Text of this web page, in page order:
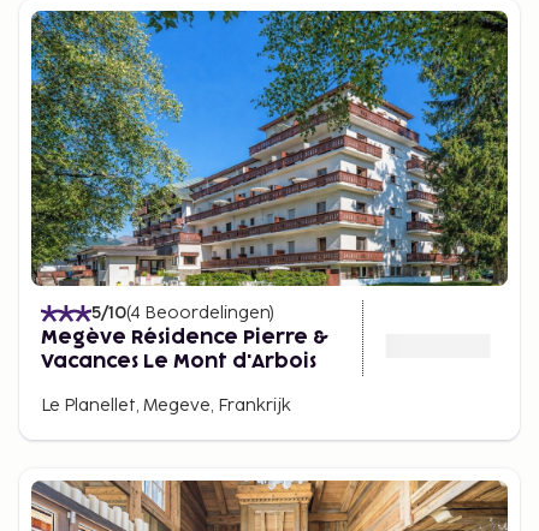
5/10(4 Beoordelingen)
Megève Résidence Pierre &
Vacances Le Mont d'Arbois
Le Planellet, Megeve, Frankrijk